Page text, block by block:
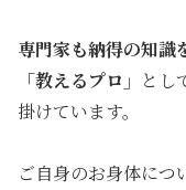
専門家も納得の知識
「教えるプロ」 とし
掛けています。
ご自身のお身体につ